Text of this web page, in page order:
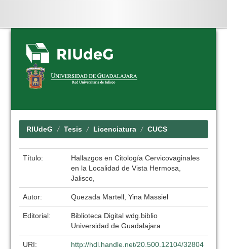
Skip
navigation
RIUdeG Tesis Licenciatura CUCS
Título:
Hallazgos en Citología Cervicovaginales
en la Localidad de Vista Hermosa,
Jalisco,
Autor: Quezada Martell, Yina Massiel
Editorial:
Biblioteca Digital wdg.biblio
Universidad de Guadalajara
URI:
http://hdl.handle.net/20.500.12104/32804